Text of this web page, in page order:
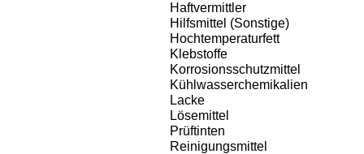
Haftvermittler
Hilfsmittel (Sonstige)
Hochtemperaturfett
Klebstoffe
Korrosionsschutzmittel
Kühlwasserchemikalien
Lacke
Lösemittel
Prüftinten
Reinigungsmittel